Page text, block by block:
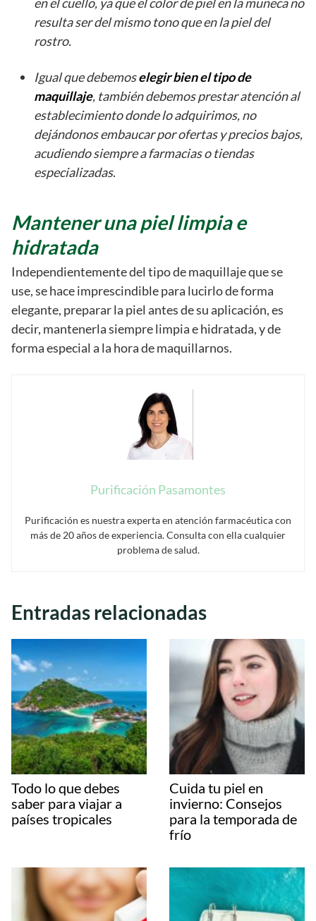
resulta ser del mismo tono que en la piel del
rostro.
Igual que debemoselegir bien el tipo de
maquillaje, también debemos prestar atención al
establecimiento donde lo adquirimos, no
dejándonos embaucar por ofertas y precios bajos,
acudiendo siempre a farmacias o tiendas
especializadas.
Mantener una piel limpia e
hidratada
Independientemente del tipo de maquillaje que se
use, se hace imprescindible para lucirlo de forma
elegante, preparar la piel antes de su aplicación, es
decir, mantenerla siempre limpia e hidratada, y de
forma especial a la hora de maquillarnos.
Purificación Pasamontes
Purificación es nuestra experta en atención farmacéutica con
más de 20 años de experiencia. Consulta con ella cualquier
problema de salud.
Entradas relacionadas
Todo lo que debes
saber para viajar a
países tropicales
Cuida tu piel en
invierno: Consejos
para la temporada de
frío